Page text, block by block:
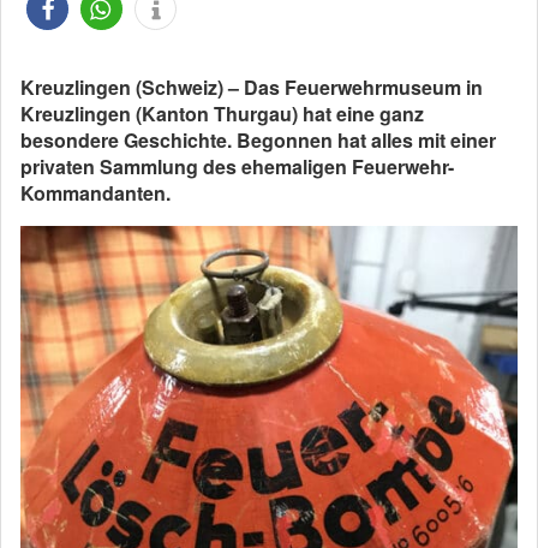
Kreuzlingen (Schweiz) – Das Feuerwehrmuseum in
Kreuzlingen (Kanton Thurgau) hat eine ganz
besondere Geschichte. Begonnen hat alles mit einer
privaten Sammlung des ehemaligen Feuerwehr-
Kommandanten.